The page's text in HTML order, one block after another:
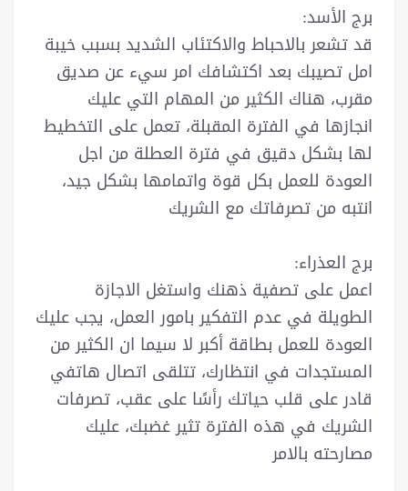
برج الأسد:
قد تشعر بالاحباط والاكتئاب الشديد بسبب خيبة
امل تصيبك بعد اكتشافك امر سيء عن صديق
مقرب، هناك الكثير من المهام التي عليك
انجازها في الفترة المقبلة، تعمل على التخطيط
لها بشكل دقيق في فترة العطلة من اجل
العودة للعمل بكل قوة واتمامها بشكل جيد،
انتبه من تصرفاتك مع الشريك
برج العذراء:
اعمل على تصفية ذهنك واستغل الاجازة
الطويلة في عدم التفكير بامور العمل، يجب عليك
العودة للعمل بطاقة أكبر لا سيما ان الكثير من
المستجدات في انتظارك، تتلقى اتصال هاتفي
قادر على قلب حياتك رأسًا على عقب، تصرفات
الشريك في هذه الفترة تثير غضبك، عليك
مصارحته بالامر